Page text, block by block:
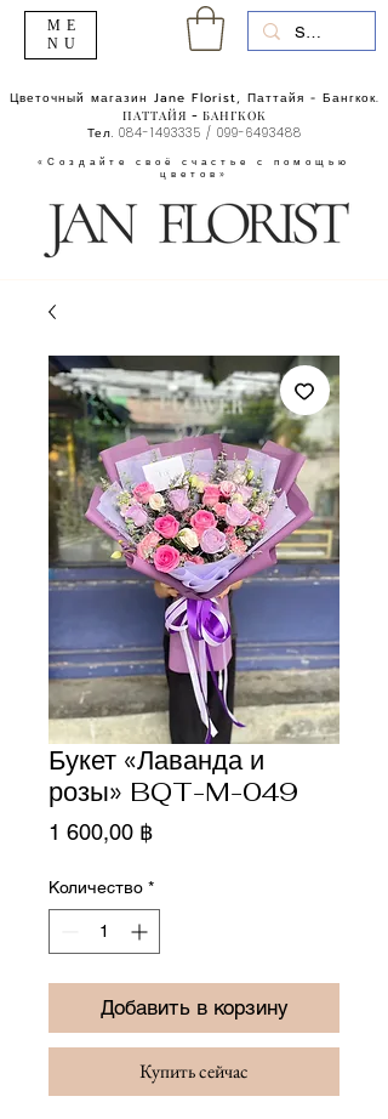
«Создайте своё счастье с помощью
цветов»
Цветочный магазин Jane Florist, Паттайя - Бангкок.
ПАТТАЙЯ - БАНГКОК
Тел. 084-1493335 / 099-6493488
ME
NU
Букет «Лаванда и
розы» BQT-M-049
1 600,00 ฿Цена
Количество *
Добавить в корзину
Купить сейчас